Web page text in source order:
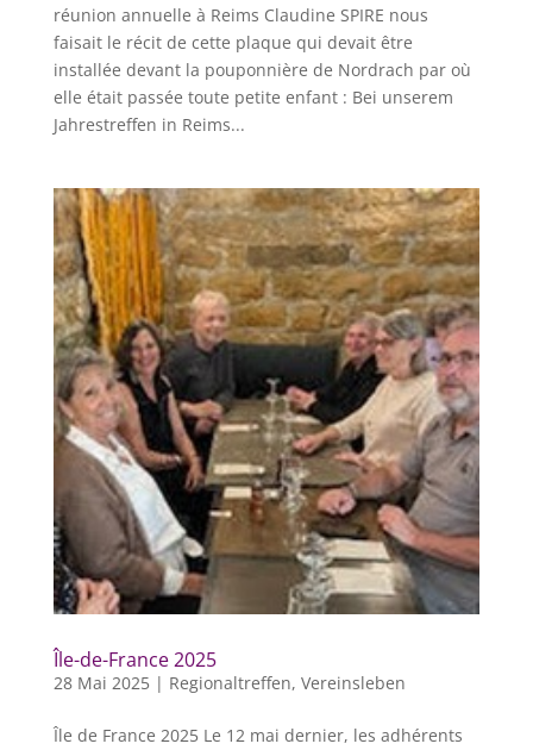
réunion annuelle à Reims Claudine SPIRE nous
faisait le récit de cette plaque qui devait être
installée devant la pouponnière de Nordrach par où
elle était passée toute petite enfant : Bei unserem
Jahrestreffen in Reims...
Île-de-France 2025
28 Mai 2025| Regionaltreffen, Vereinsleben
Île de France 2025 Le 12 mai dernier, les adhérents